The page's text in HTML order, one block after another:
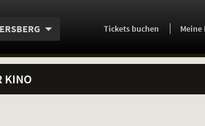
. Servicefunktionen
Aktuelles
Hier
online
Tickets buchen .
KINO